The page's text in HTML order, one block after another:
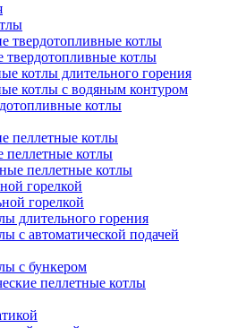
твердотопливные котлы
твердотопливные котлы
котлы длительного горения
котлы с водяным контуром
котлы
пеллетные котлы
пеллетные котлы
пеллетные котлы
горелкой
горелкой
длительного горения
с автоматической подачей
с бункером
пеллетные котлы